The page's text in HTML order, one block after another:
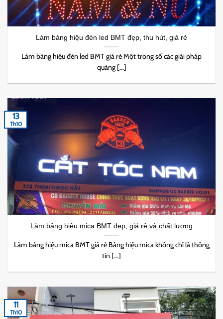
Làm bảng hiệu đèn led BMT đẹp, thu hút, giá rẻ
Làm bảng hiệu đèn led BMT giá rẻ Một trong số các giải pháp
quảng [...]
Làm bảng hiệu mica BMT đẹp, giá rẻ và chất lượng
Làm bảng hiệu mica BMT giá rẻ Bảng hiệu mica không chỉ là thông
tin [...]
13
Th10
11
Th10